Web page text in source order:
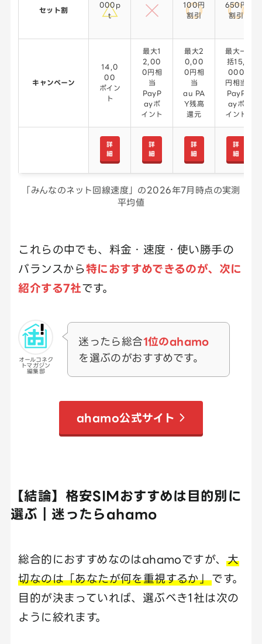
セット割
000p
t
100円
割引
650円
割引
キャンペーン
14,0
00
ポイン
ト
最大1
2,00
0円相
当
PayP
ayポ
イント
最大2
0,00
0円相
当
au PA
Y残高
還元
最大一
括15,
000
円相当
PayP
ayポ
イント
詳
細
詳
細
詳
細
詳
細
「みんなのネット回線速度」の2026年7月時点の実測
平均値
これらの中でも、料金・速度・使い勝手の
バランスから特におすすめできるのが、次に
紹介する7社です。
オールコネク
トマガジン
編集部
迷ったら総合1位のahamo
を選ぶのがおすすめです。
ahamo公式サイト
【結論】格安SIMおすすめは目的別に
選ぶ｜迷ったらahamo
総合的におすすめなのはahamoですが、大
切なのは「あなたが何を重視するか」です。
目的が決まっていれば、選ぶべき1社は次の
ように絞れます。